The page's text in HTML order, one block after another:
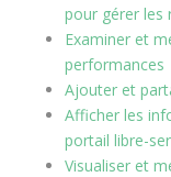
pour gérer les
Examiner et
performances
Ajouter et
Afficher les
portail libre-
Visualiser et